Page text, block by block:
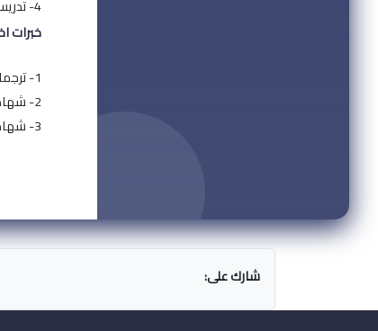
4- تدريس دورات في اللغة الإنكليزية لكافة المستويات، معهد اللغات، جامعة البعث - حمص.
خبرات
1- ترجمان محلف عربي - إنكليزي.
2- شهادة دولية كمدرب محترف للمدربين - البورد الألماني للاستشارات والتدريب.
3- شهادة دولية كمدرب محترف للمدربين - قدرات للتدريب والتطوير.
شارك على: